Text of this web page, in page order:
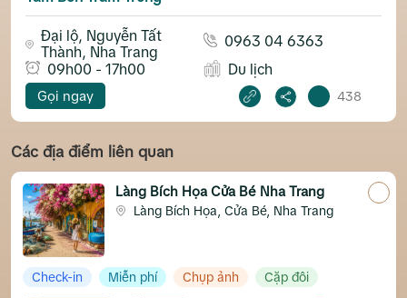
Đại lộ, Nguyễn Tất
Thành, Nha Trang
0963 04 6363
09h00 - 17h00
Du lịch
Gọi ngay 438
Các địa điểm liên quan
Làng Bích Họa Cửa Bé Nha Trang
Làng Bích Họa, Cửa Bé, Nha Trang
in Miễn phí Chụp ảnh Cặp đôi